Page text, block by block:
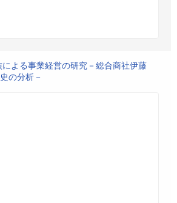
よる事業経営の研究－総合商社伊藤
の分析－